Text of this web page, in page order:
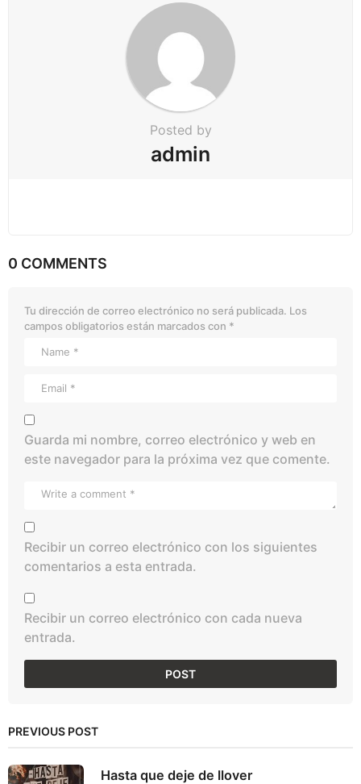
Posted by
admin
0 COMMENTS
Tu dirección de correo electrónico no será publicada. Los
campos obligatorios están marcados con *
Guarda mi nombre, correo electrónico y web en
este navegador para la próxima vez que comente.
Recibir un correo electrónico con los siguientes
comentarios a esta entrada.
Recibir un correo electrónico con cada nueva
entrada.
PREVIOUS POST
Hasta que deje de llover